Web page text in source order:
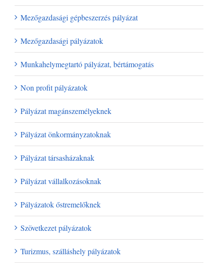
Mezőgazdasági gépbeszerzés pályázat
Mezőgazdasági pályázatok
Munkahelymegtartó pályázat, bértámogatás
Non profit pályázatok
Pályázat magánszemélyeknek
Pályázat önkormányzatoknak
Pályázat társasházaknak
Pályázat vállalkozásoknak
Pályázatok őstremelőknek
Szövetkezet pályázatok
Turizmus, szálláshely pályázatok